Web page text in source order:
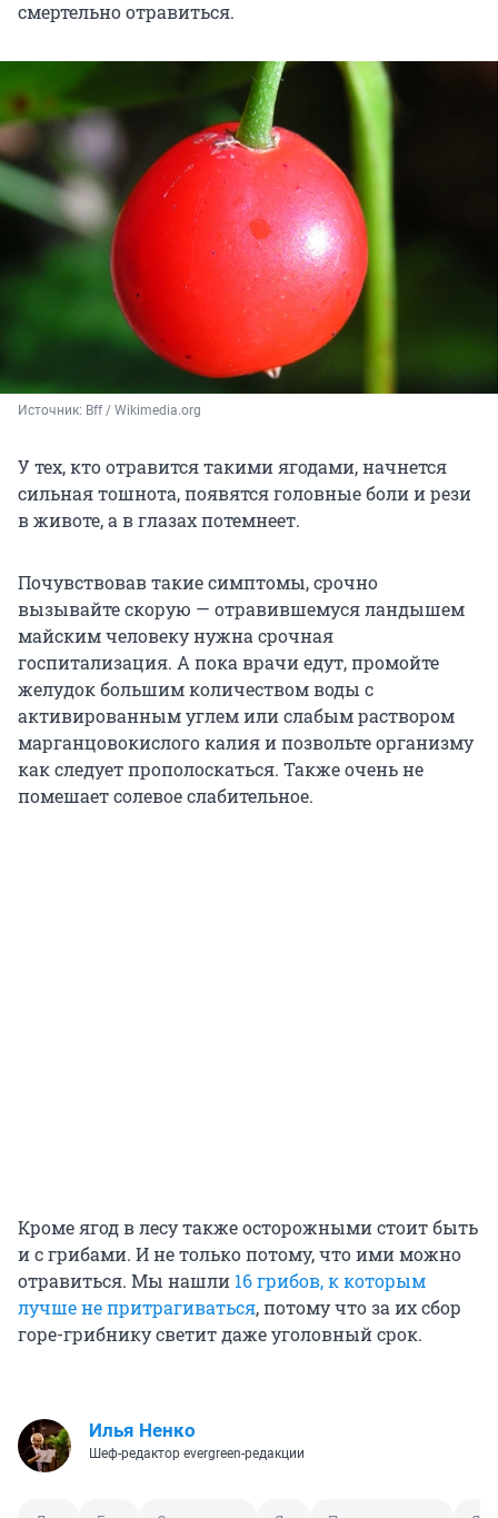
смертельно отравиться.
Источник: Bff / Wikimedia.org
У тех, кто отравится такими ягодами, начнется
сильная тошнота, появятся головные боли и рези
в животе, а в глазах потемнеет.
Почувствовав такие симптомы, срочно
вызывайте скорую — отравившемуся ландышем
майским человеку нужна срочная
госпитализация. А пока врачи едут, промойте
желудок большим количеством воды с
активированным углем или слабым раствором
марганцовокислого калия и позвольте организму
как следует прополоскаться. Также очень не
помешает солевое слабительное.
Кроме ягод в лесу также осторожными стоит быть
и с грибами. И не только потому, что ими можно
отравиться. Мы нашли 16 грибов, к которым
лучше не притрагиваться, потому что за их сбор
горе-грибнику светит даже уголовный срок.
Илья Ненко
Шеф-редактор evergreen-редакции